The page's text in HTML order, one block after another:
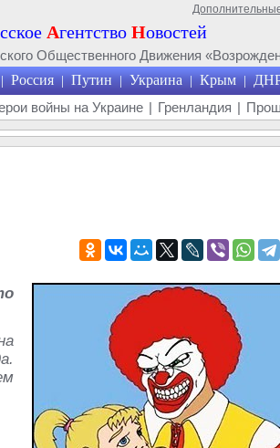
сское Агентство Новостей
Общественного Движения
| Россия | Путин | Украина | Крым |
войны на Украине | Гренландия |